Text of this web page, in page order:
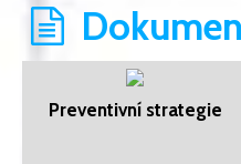
Preventivní strategie